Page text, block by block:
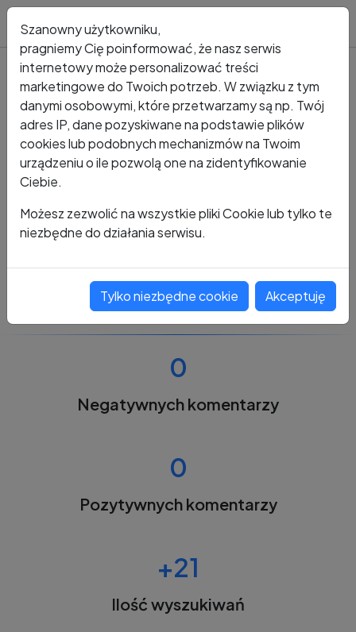
Kto dzwonił? Numer +48 696 350 048
+48 696 350 048
0
Negatywnych komentarzy
0
Pozytywnych komentarzy
+21
Ilość wyszukiwań
Szanowny użytkowniku,
pragniemy Cię poinformować, że nasz serwis
internetowy może personalizować treści
marketingowe do Twoich potrzeb. W związku z tym
danymi osobowymi, które przetwarzamy są np. Twój
adres IP, dane pozyskiwane na podstawie plików
cookies lub podobnych mechanizmów na Twoim
urządzeniu o ile pozwolą one na zidentyfikowanie
Ciebie.
Możesz zezwolić na wszystkie pliki Cookie lub tylko te
niezbędne do działania serwisu.
Tylko niezbędne cookie Akceptuję